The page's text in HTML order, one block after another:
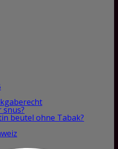
snus?
beutel ohne Tabak?